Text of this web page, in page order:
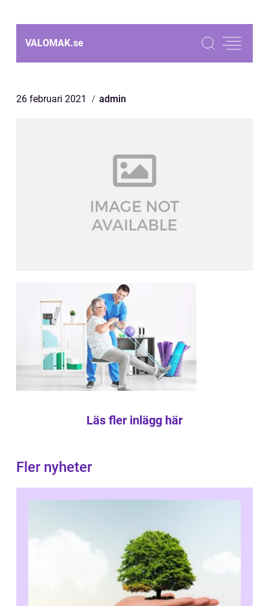
VALOMAK.se
26 februari 2021 admin
Läs fler inlägg här
Fler nyheter